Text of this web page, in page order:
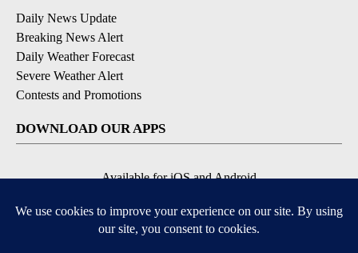
Daily News Update
Breaking News Alert
Daily Weather Forecast
Severe Weather Alert
Contests and Promotions
DOWNLOAD OUR APPS
Available for iOS and Android